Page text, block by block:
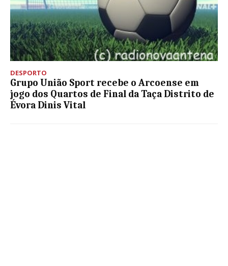
DESPORTO
Grupo União Sport recebe o Arcoense em
jogo dos Quartos de Final da Taça Distrito de
Évora Dinis Vital